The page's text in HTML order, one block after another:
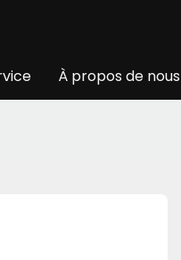
À propos de nous